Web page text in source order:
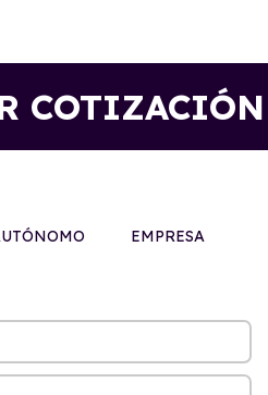
COTIZACIÓN
EMPRESA